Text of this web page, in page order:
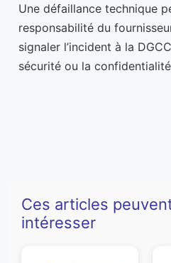
Une défaillance technique
responsabilité du
signaler l’incident à la
sécurité ou la
Ces articles
intéresser